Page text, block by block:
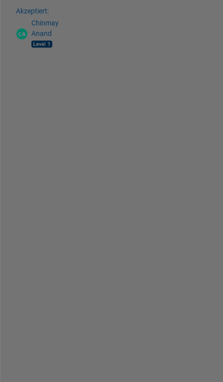
Akzeptiert:
Chinmay
Anand